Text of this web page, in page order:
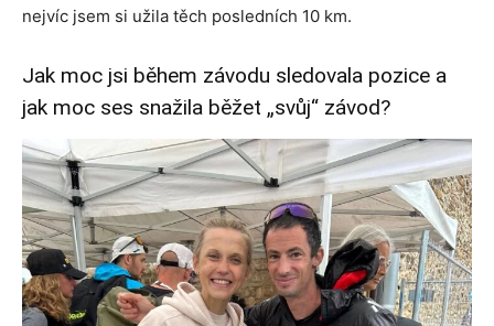
nejvíc jsem si užila těch posledních 10 km.
Jak moc jsi během závodu sledovala pozice a
jak moc ses snažila běžet „svůj“ závod?